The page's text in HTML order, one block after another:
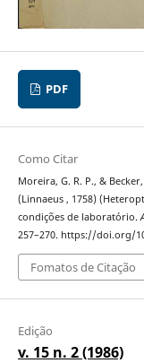
PDF
Como Citar
Moreira, G. R. P., &
(Linnaeus , 1758)
condições de laboratório.
257–270. https://doi.org/
Fomatos de Citação
Edição
v. 15 n. 2 (1986)